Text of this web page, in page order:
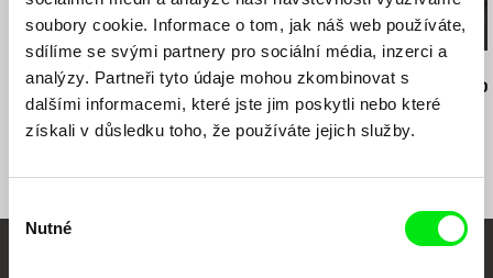
soubory cookie. Informace o tom, jak náš web používáte,
sdílíme se svými partnery pro sociální média, inzerci a
analýzy. Partneři tyto údaje mohou zkombinovat s
dalšími informacemi, které jste jim poskytli nebo které
získali v důsledku toho, že používáte jejich služby.
souhlasu
Nutné
Na samotě u lesa léto09 Případ pro